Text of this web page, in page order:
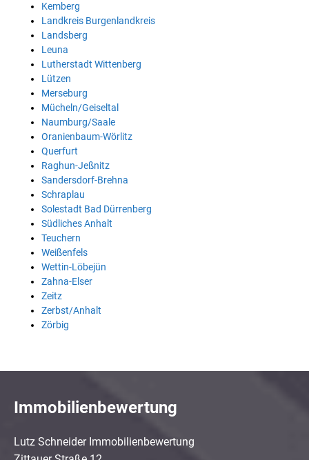
Kemberg
Landkreis Burgenlandkreis
Landsberg
Leuna
Lutherstadt Wittenberg
Lützen
Merseburg
Mücheln/Geiseltal
Naumburg/Saale
Oranienbaum-Wörlitz
Querfurt
Raghun-Jeßnitz
Sandersdorf-Brehna
Schraplau
Solestadt Bad Dürrenberg
Südliches Anhalt
Teuchern
Weißenfels
Wettin-Löbejün
Zahna-Elser
Zeitz
Zerbst/Anhalt
Zörbig
Immobilienbewertung
Lutz Schneider Immobilienbewertung